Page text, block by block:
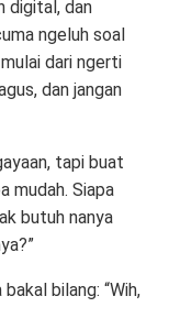
digital, dan
ngeluh soal
dari ngerti
dan jangan
tapi buat
mudah. Siapa
butuh nanya
bilang: “Wih,